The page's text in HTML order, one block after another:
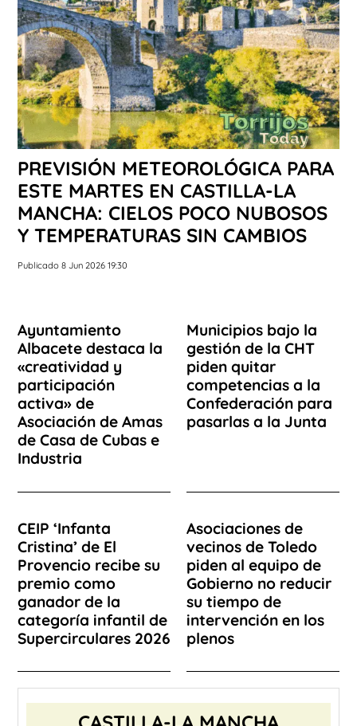
PREVISIÓN METEOROLÓGICA PARA
ESTE MARTES EN CASTILLA-LA
MANCHA: CIELOS POCO NUBOSOS
Y TEMPERATURAS SIN CAMBIOS
Publicado 8 Jun 2026 19:30
Ayuntamiento
Albacete destaca la
«creatividad y
participación
activa» de
Asociación de Amas
de Casa de Cubas e
Industria
Municipios bajo la
gestión de la CHT
piden quitar
competencias a la
Confederación para
pasarlas a la Junta
CEIP ‘Infanta
Cristina’ de El
Provencio recibe su
premio como
ganador de la
categoría infantil de
Supercirculares 2026
Asociaciones de
vecinos de Toledo
piden al equipo de
Gobierno no reducir
su tiempo de
intervención en los
plenos